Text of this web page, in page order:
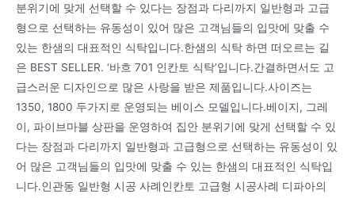
분위기에 맞게 선택할 수 있다는 장점과 다리까지 일반형과 고급
형으로 선택하는 유동성이 있어 많은 고객님들의 입맛에 맞출 수
있는 한샘의 대표적인 식탁입니다.한샘의 식탁 하면 떠오르는 길
은 BEST SELLER. ‘바흐 701 인칸토 식탁’입니다.간결하면서도 고
급스러운 디자인으로 많은 사랑을 받은 제품입니다.사이즈는
1350, 1800 두가지로 운영되는 베이스 모델입니다.베이지, 그레
이, 파이브마블 상판을 운영하여 집안 분위기에 맞게 선택할 수 있
다는 장점과 다리까지 일반형과 고급형으로 선택하는 유동성이 있
어 많은 고객님들의 입맛에 맞출 수 있는 한샘의 대표적인 식탁입
니다.인관동 일반형 시공 사례인칸토 고급형 시공사례 디파아의